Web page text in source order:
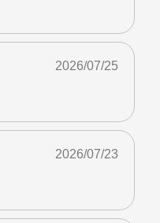
2026/07/25
2026/07/23